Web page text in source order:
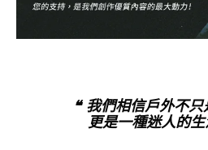
❝ 我們相信戶外不只
更是一種迷人的